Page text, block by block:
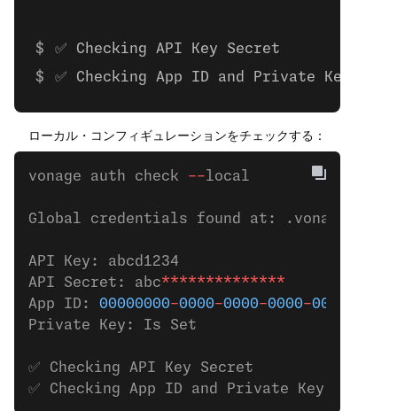
✅ Checking API Key Secret
✅ Checking App ID and Private Key
ローカル・コンフィギュレーションをチェックする：
vonage auth check --local
Global credentials found at: .vonagerc
API Key: abcd1234
API Secret: abc**************
App ID: 00000000-0000-0000-0000-
Private Key: Is Set
✅ Checking API Key Secret
✅ Checking App ID and Private Key